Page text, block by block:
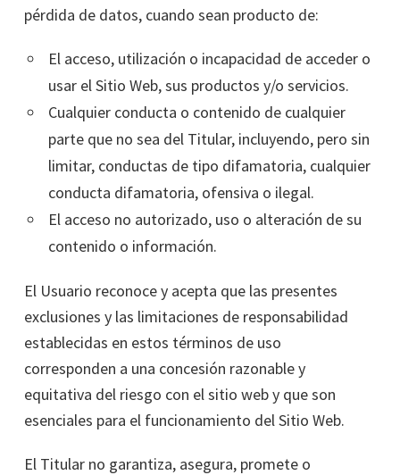
pérdida de datos, cuando sean producto de:
El acceso, utilización o incapacidad de acceder o
usar el Sitio Web, sus productos y/o servicios.
Cualquier conducta o contenido de cualquier
parte que no sea del Titular, incluyendo, pero sin
limitar, conductas de tipo difamatoria, cualquier
conducta difamatoria, ofensiva o ilegal.
El acceso no autorizado, uso o alteración de su
contenido o información.
El Usuario reconoce y acepta que las presentes
exclusiones y las limitaciones de responsabilidad
establecidas en estos términos de uso
corresponden a una concesión razonable y
equitativa del riesgo con el sitio web y que son
esenciales para el funcionamiento del Sitio Web.
El Titular no garantiza, asegura, promete o